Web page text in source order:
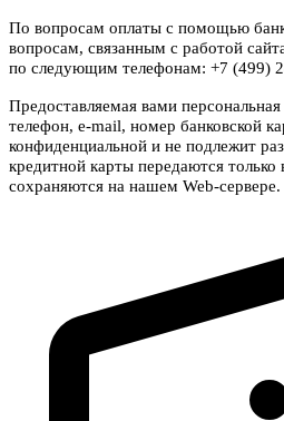
По вопросам оплаты с помощью
вопросам, связанным с работой
по следующим телефонам: +7 (499)
Предоставляемая вами
телефон, e-mail, номер банковской
конфиденциальной и не подлежит
кредитной карты передаются
сохраняются на нашем Web-сервере.